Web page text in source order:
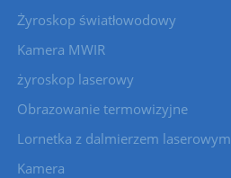
Żyroskop światłowodowy
Kamera MWIR
żyroskop laserowy
Obrazowanie termowizyjne
Lornetka z dalmierzem laserowym
Kamera